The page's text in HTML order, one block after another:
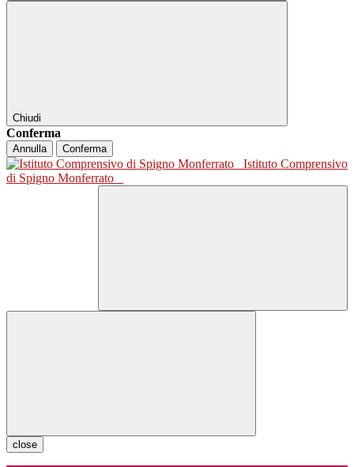
Chiudi
Conferma
Annulla Conferma
Istituto Comprensivo
di Spigno Monferrato
close